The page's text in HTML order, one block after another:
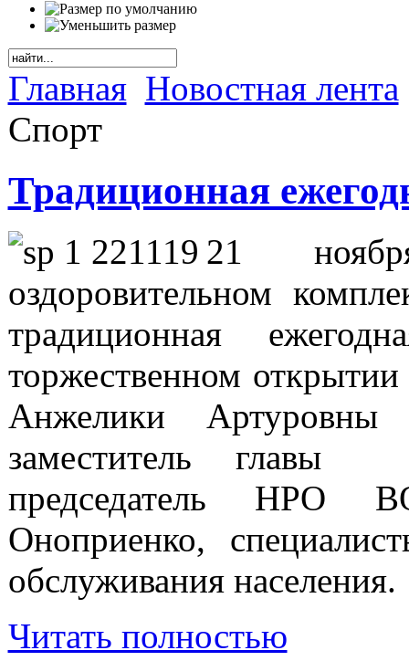
Главная Новостная лента
Спорт
Традиционная
21
оздоровительном
традиционная
торжественном
Анжелики Артуровны
заместитель главы
председатель НРО
Оноприенко,
обслуживания населения.
Читать полностью